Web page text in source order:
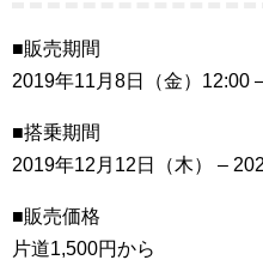
■販売期間
2019年11月8日（金）12:00
■搭乗期間
2019年12月12日（木） –
■販売価格
片道1,500円から